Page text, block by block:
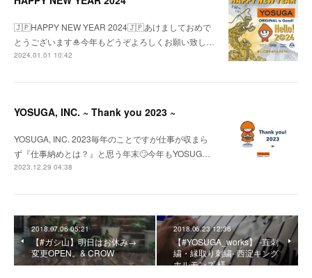
🇯🇵HAPPY NEW YEAR 2024🇯🇵あけましておめで
とうございます🎍今年もどうぞよろしくお願い致し…
2024.01.01 10:42
YOSUGA, INC. ~ Thank you 2023 ~
YOSUGA, INC. 2023毎年のことですが仕事が収まら
ず『仕事納めとは？』と思う年末🙄今年もYOSUG…
2023.12.29 04:38
2018.07.06 05:21
【#ガシ山】明日はお休み→
変更OPEN。& CROW
2018.06.23 12:36
【#YOSUGA_works】 -直刺
繍・縁取り刺繍- 西淀キング
ホルモンズ 様